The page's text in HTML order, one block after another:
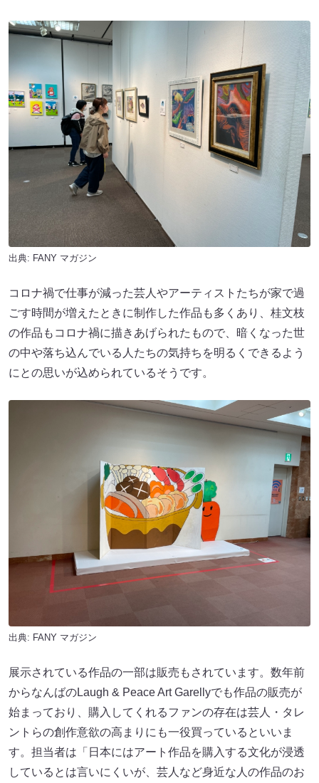
出典: FANY マガジン
コロナ禍で仕事が減った芸人やアーティストたちが家で過
ごす時間が増えたときに制作した作品も多くあり、桂文枝
の作品もコロナ禍に描きあげられたもので、暗くなった世
の中や落ち込んでいる人たちの気持ちを明るくできるよう
にとの思いが込められているそうです。
出典: FANY マガジン
展示されている作品の一部は販売もされています。数年前
からなんばのLaugh & Peace Art Garellyでも作品の販売が
始まっており、購入してくれるファンの存在は芸人・タレ
ントらの創作意欲の高まりにも一役買っているといいま
す。担当者は「日本にはアート作品を購入する文化が浸透
しているとは言いにくいが、芸人など身近な人の作品のお